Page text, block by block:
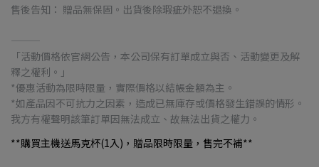
售後告知： 贈品無保固。出貨後除瑕疵外恕不退換。
———
「活動價格依官網公告，本公司保有訂單成立與否、活動變更及解
釋之權利。」
*優惠活動為限時限量，實際價格以結帳金額為主。
*如產品因不可抗力之因素，造成已無庫存或價格發生錯誤的情形。
我方有權聲明該筆訂單因無法成立、故無法出貨之權力。
**購買主機送馬克杯(1入)，贈品限時限量，售完不補**